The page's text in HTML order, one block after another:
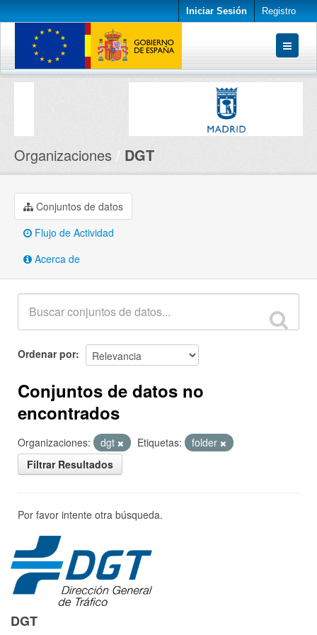
Iniciar Sesión Registro
Conjuntos de datos
Organizaciones DGT
Conjuntos de datos
Flujo de Actividad
Acerca de
Ordenar por
Conjuntos de datos no
encontrados
Organizaciones: dgt Etiquetas:
folder
Filtrar Resultados
Por favor intente otra búsqueda.
DGT